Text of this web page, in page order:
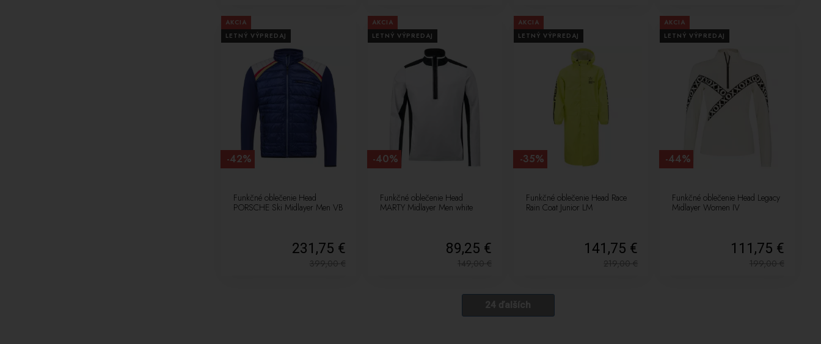
AKCIA
LETNÝ VÝPREDAJ
Funkčné oblečenie Head
PORSCHE Ski Midlayer Men VB
231,75 €
399,00€
-42%
AKCIA
LETNÝ VÝPREDAJ
Funkčné oblečenie Head
MARTY Midlayer Men white
89,25 €
149,00€
-40%
AKCIA
LETNÝ VÝPREDAJ
Funkčné oblečenie Head Race
Rain Coat Junior LM
141,75 €
219,00€
-35%
AKCIA
LETNÝ VÝPREDAJ
Funkčné oblečenie Head Legacy
Midlayer Women IV
111,75 €
199,00€
-44%
24 ďalších